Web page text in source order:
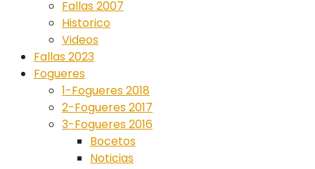
Fallas 2007
Historico
Videos
Fallas 2023
Fogueres
1-Fogueres 2018
2-Fogueres 2017
3-Fogueres 2016
Bocetos
Noticias